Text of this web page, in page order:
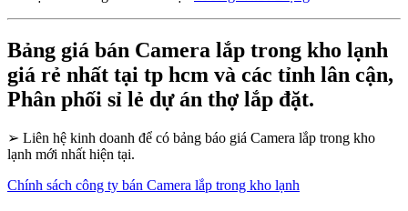
Bảng giá bán Camera lắp trong kho lạnh
giá rẻ nhất tại tp hcm và các tỉnh lân cận,
Phân phối sỉ lẻ dự án thợ lắp đặt.
➢ Liên hệ kinh doanh để có bảng báo giá Camera lắp trong kho
lạnh mới nhất hiện tại.
Chính sách công ty bán Camera lắp trong kho lạnh